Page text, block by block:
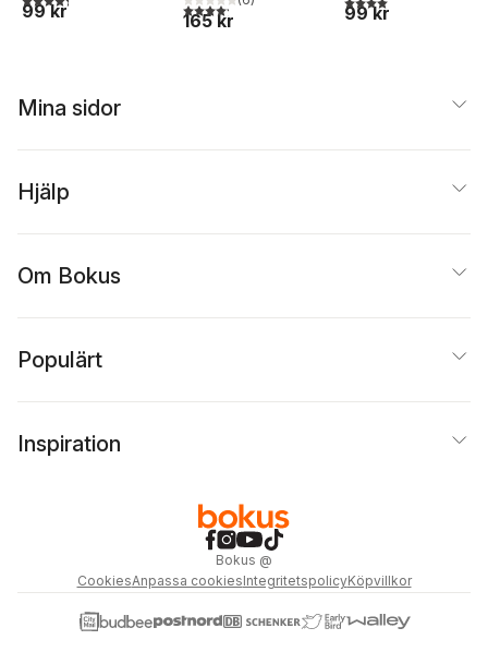
99 kr
4,2utav 5 stjärnor. Totalt antal röster:
165 kr 99 kr
Mina sidor
Hjälp
Om Bokus
Populärt
Inspiration
Bokus @
CookiesAnpassa cookiesIntegritetspolicyKöpvillkor